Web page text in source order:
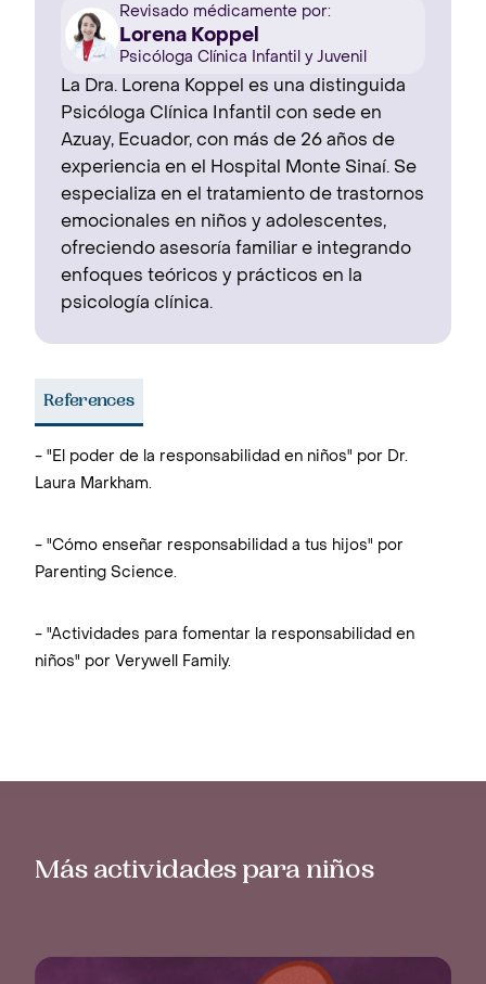
Revisado médicamente por:
Lorena Koppel
Psicóloga Clínica Infantil y Juvenil
La Dra. Lorena Koppel es una distinguida
Psicóloga Clínica Infantil con sede en
Azuay, Ecuador, con más de 26 años de
experiencia en el Hospital Monte Sinaí. Se
especializa en el tratamiento de trastornos
emocionales en niños y adolescentes,
ofreciendo asesoría familiar e integrando
enfoques teóricos y prácticos en la
psicología clínica.
References
- "El poder de la responsabilidad en niños" por Dr.
Laura Markham.
- "Cómo enseñar responsabilidad a tus hijos" por
Parenting Science.
- "Actividades para fomentar la responsabilidad en
niños" por Verywell Family.
Más actividades para niños